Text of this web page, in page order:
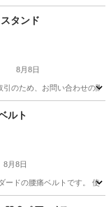
タンド
8月8日
のため、お問い合わせの
ルト
8月8日
ードの腰痛ベルトです。 使